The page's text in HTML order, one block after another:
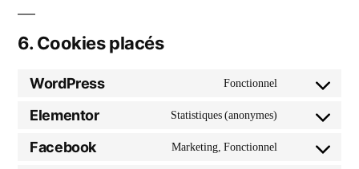
6. Cookies placés
WordPress Fonctionnel
Elementor Statistiques (anonymes)
Facebook Marketing, Fonctionnel